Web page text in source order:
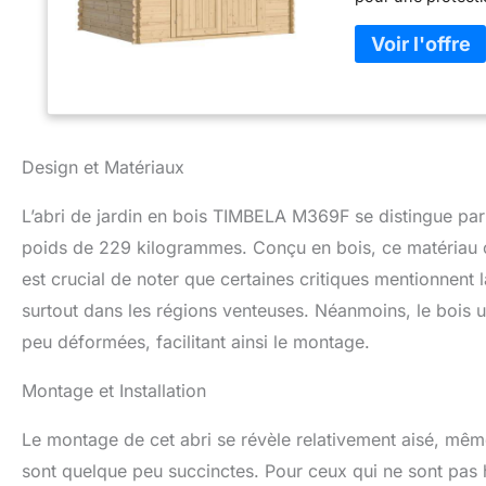
BOIS, PARFAIT
s’adapte aux
roulettes, outils
croisement et en
durable qui
MONTER.
aux instructions
porte à deux
DE STOCKAGE
Corse en raison
Design et Matériaux
L’abri de jardin en bois TIMBELA M369F se distingue
poids de 229 kilogrammes. Conçu en bois, ce
est crucial de noter que certaines critiques
surtout dans les régions venteuses. Néanmoins, le
peu déformées, facilitant ainsi le montage.
Montage et Installation
Le montage de cet abri se révèle relativement aisé,
sont quelque peu succinctes. Pour ceux qui ne sont pas